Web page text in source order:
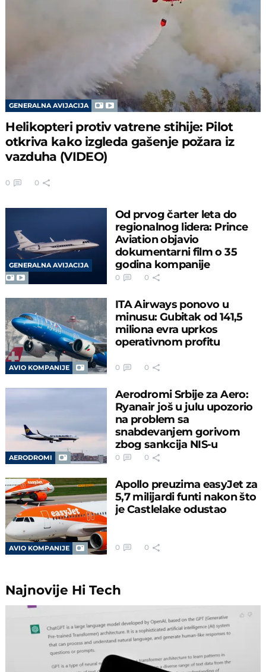
GENERALNA AVIJACIJA
Helikopteri protiv vatrene stihije: Pilot
otkriva kako izgleda gašenje požara iz
vazduha (VIDEO)
0 0
GENERALNA AVIJACIJA
Od prvog čarter leta do
regionalnog lidera: Prince
Aviation objavio
dokumentarni film o 35
godina kompanije
0 0
AVIO KOMPANIJE
ITA Airways ponovo u
minusu: Gubitak od 141,5
miliona evra uprkos
operativnom profitu
0 0
AERODROMI
Aerodromi Srbije za Aero:
Ryanair još u julu upozorio
na problem sa
snabdevanjem gorivom
zbog sankcija NIS-u
0 0
AVIO KOMPANIJE
Apollo preuzima easyJet za
5,7 milijardi funti nakon što
je Castlelake odustao
0 0
Najnovije Hi Tech